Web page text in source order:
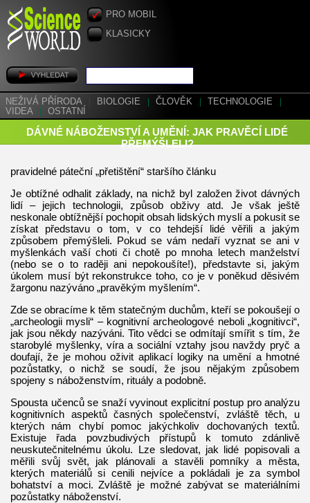
PRO MOBIL
KLASICKY
NEŽIVÁ PŘÍRODA BIOLOGIE ČLOVĚK TECHNOLOGIE
VIDEA
OSTATNÍ
DÁVNÉ NÁBOŽENSTVÍ A UMĚNÍ: JAK PRAVĚCÍ LIDÉ
PŘEMÝŠLELI?
pravidelné páteční „přetištění“ staršího článku
Je obtížné odhalit základy, na nichž byl založen život dávných
lidí – jejich technologii, způsob obživy atd. Je však ještě
neskonale obtížnější pochopit obsah lidských myslí a pokusit se
získat představu o tom, v co tehdejší lidé věřili a jakým
způsobem přemýšleli. Pokud se vám nedaří vyznat se ani v
myšlenkách vaší choti či chotě po mnoha letech manželství
(nebo se o to raději ani nepokoušíte!), představte si, jakým
úkolem musí být rekonstrukce toho, co je v poněkud děsivém
žargonu nazýváno „pravěkým myšlením“.
Zde se obracíme k těm statečným duchům, kteří se pokoušejí o
„archeologii mysli“ – kognitivní archeologové neboli „kognitivci“,
jak jsou někdy nazýváni. Tito vědci se odmítají smířit s tím, že
starobylé myšlenky, víra a sociální vztahy jsou navždy pryč a
doufají, že je mohou oživit aplikací logiky na umění a hmotné
pozůstatky, o nichž se soudí, že jsou nějakým způsobem
spojeny s náboženstvím, rituály a podobně.
Spousta učenců se snaží vyvinout explicitní postup pro analýzu
kognitivních aspektů časných společenství, zvláště těch, u
kterých nám chybí pomoc jakýchkoliv dochovaných textů.
Existuje řada povzbudivých přístupů k tomuto zdánlivě
neuskutečnitelnému úkolu. Lze sledovat, jak lidé popisovali a
měřili svůj svět, jak plánovali a stavěli pomníky a města,
kterých materiálů si cenili nejvíce a pokládali je za symbol
bohatství a moci. Zvláště je možné zabývat se materiálními
pozůstatky náboženství.